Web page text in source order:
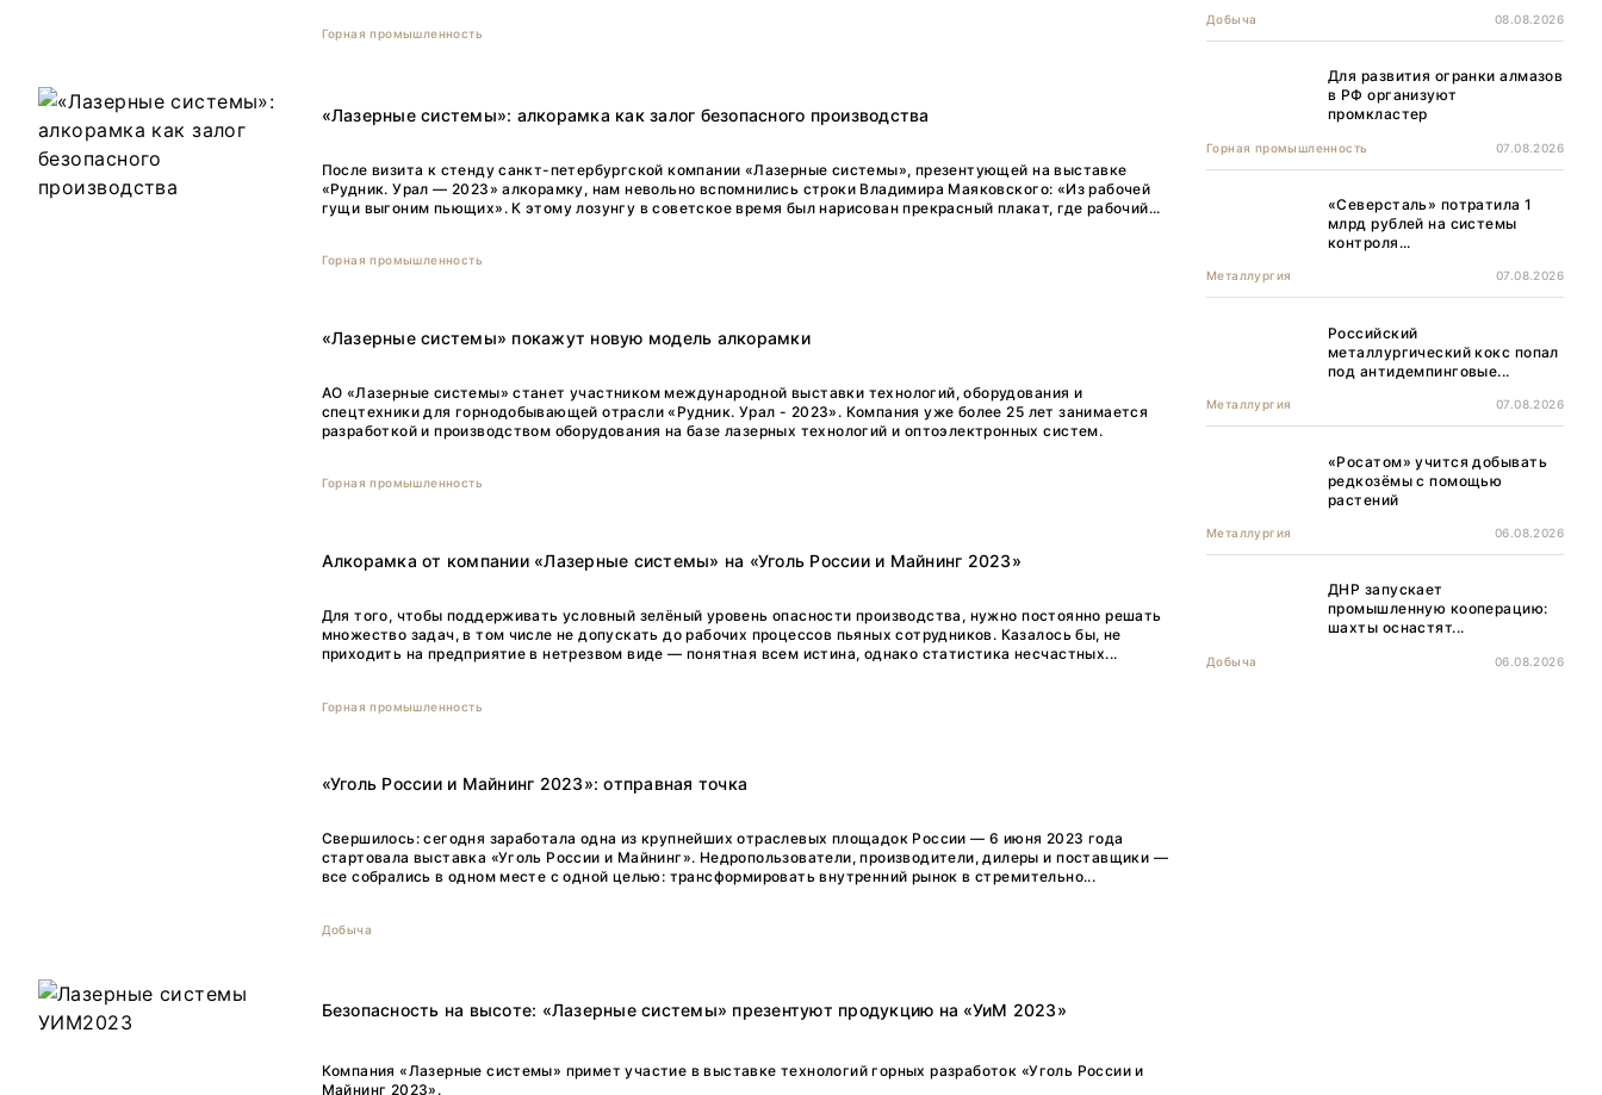
Горная промышленность
«Лазерные системы»: алкорамка как залог безопасного производства
После визита к стенду санкт-петербургской компании «Лазерные системы», презентующей на выставке
«Рудник. Урал — 2023» алкорамку, нам невольно вспомнились строки Владимира Маяковского: «Из рабочей
гущи выгоним пьющих». К этому лозунгу в советское время был нарисован прекрасный плакат, где рабочий...
Горная промышленность
«Лазерные системы» покажут новую модель алкорамки
АО «Лазерные системы» станет участником международной выставки технологий, оборудования и
спецтехники для горнодобывающей отрасли «Рудник. Урал - 2023». Компания уже более 25 лет занимается
разработкой и производством оборудования на базе лазерных технологий и оптоэлектронных систем.
Горная промышленность
Алкорамка от компании «Лазерные системы» на «Уголь России и Майнинг 2023»
Для того, чтобы поддерживать условный зелёный уровень опасности производства, нужно постоянно решать
множество задач, в том числе не допускать до рабочих процессов пьяных сотрудников. Казалось бы, не
приходить на предприятие в нетрезвом виде — понятная всем истина, однако статистика несчастных...
Горная промышленность
«Уголь России и Майнинг 2023»: отправная точка
Свершилось: сегодня заработала одна из крупнейших отраслевых площадок России — 6 июня 2023 года
стартовала выставка «Уголь России и Майнинг». Недропользователи, производители, дилеры и поставщики —
все собрались в одном месте с одной целью: трансформировать внутренний рынок в стремительно...
Добыча
Безопасность на высоте: «Лазерные системы» презентуют продукцию на «УиМ 2023»
Компания «Лазерные системы» примет участие в выставке технологий горных разработок «Уголь России и
Майнинг 2023».
Добыча 08.08.2026
Для развития огранки алмазов
в РФ организуют
промкластер
Горная промышленность 07.08.2026
«Северсталь» потратила 1
млрд рублей на системы
контроля...
Металлургия 07.08.2026
Российский
металлургический кокс попал
под антидемпинговые...
Металлургия 07.08.2026
«Росатом» учится добывать
редкозёмы с помощью
растений
Металлургия 06.08.2026
ДНР запускает
промышленную кооперацию:
шахты оснастят...
Добыча 06.08.2026